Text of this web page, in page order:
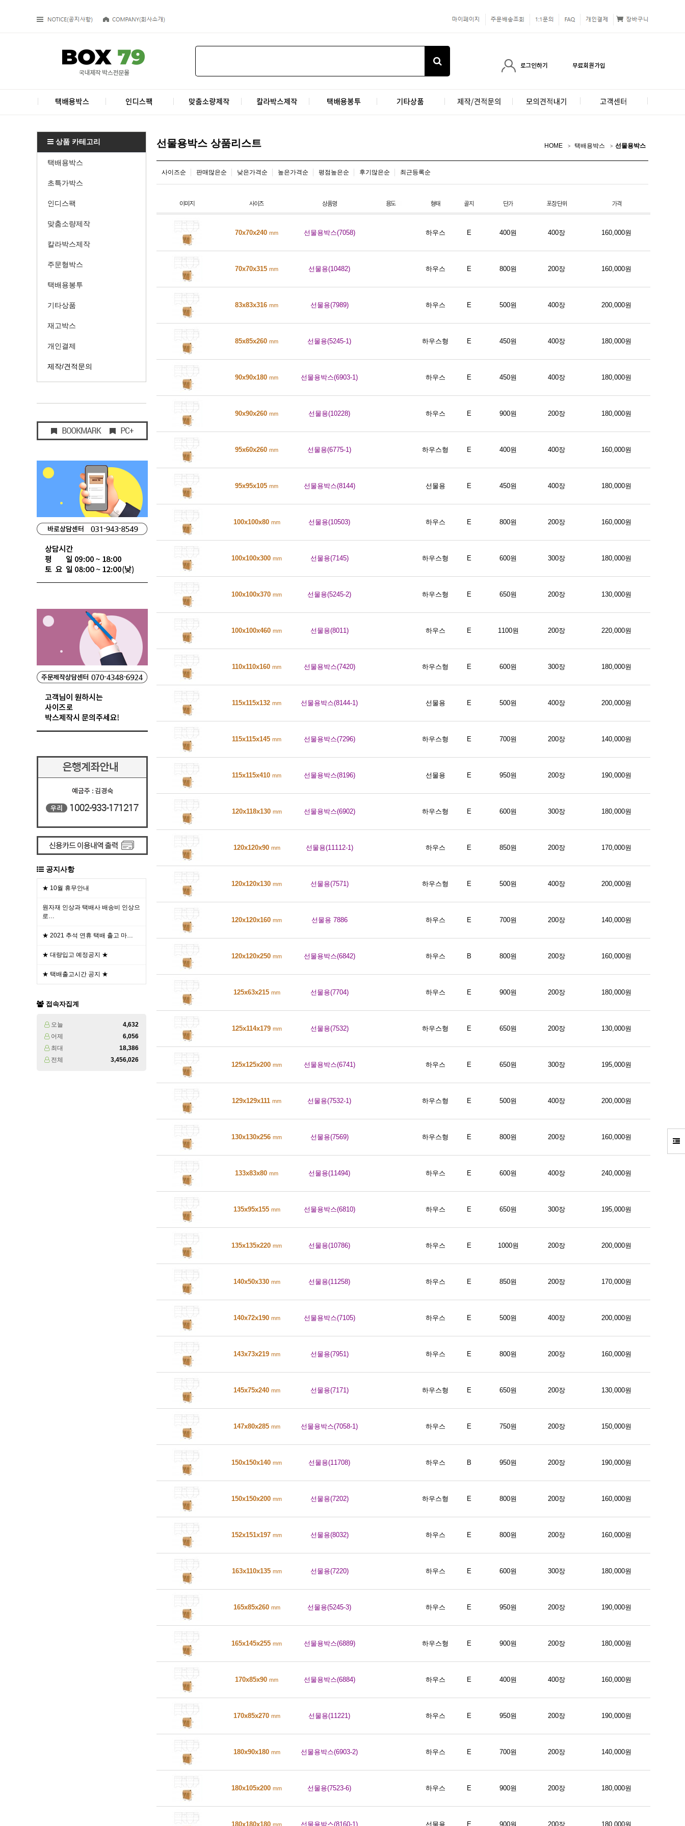
상품 카테고리
택배용박스
초특가박스
인디스팩
맞춤소량제작
칼라박스제작
주문형박스
택배용봉투
기타상품
재고박스
개인결제
제작/견적문의
공지사항
★ 10월 휴무안내
원자재 인상과 택배사 배송비 인상으
로…
★ 2021 추석 연휴 택배 출고 마…
★ 대량입고 예정공지 ★
★ 택배출고시간 공지 ★
접속자집계
오늘
4,632
어제
6,056
최대
18,386
전체
3,456,026
선물용박스 상품리스트 HOME 택배용박스 선물용박스
사이즈순 판매많은순 낮은가격순 높은가격순 평점높은순 후기많은순 최근등록순
70x70x240 mm 선물용박스(7058) 하우스 E 400원 400장 160,000원
70x70x315 mm 선물용(10482) 하우스 E 800원 200장 160,000원
83x83x316 mm 선물용(7989) 하우스 E 500원 400장 200,000원
85x85x260 mm 선물용(5245-1) 하우스형 E 450원 400장 180,000원
90x90x180 mm 선물용박스(6903-1) 하우스 E 450원 400장 180,000원
90x90x260 mm 선물용(10228) 하우스 E 900원 200장 180,000원
95x60x260 mm 선물용(6775-1) 하우스형 E 400원 400장 160,000원
95x95x105 mm 선물용박스(8144) 선물용 E 450원 400장 180,000원
100x100x80 mm 선물용(10503) 하우스 E 800원 200장 160,000원
100x100x300 mm 선물용(7145) 하우스형 E 600원 300장 180,000원
100x100x370 mm 선물용(5245-2) 하우스형 E 650원 200장 130,000원
100x100x460 mm 선물용(8011) 하우스 E 1100원 200장 220,000원
110x110x160 mm 선물용박스(7420) 하우스형 E 600원 300장 180,000원
115x115x132 mm 선물용박스(8144-1) 선물용 E 500원 400장 200,000원
115x115x145 mm 선물용박스(7296) 하우스형 E 700원 200장 140,000원
115x115x410 mm 선물용박스(8196) 선물용 E 950원 200장 190,000원
120x118x130 mm 선물용박스(6902) 하우스형 E 600원 300장 180,000원
120x120x90 mm 선물용(11112-1) 하우스 E 850원 200장 170,000원
120x120x130 mm 선물용(7571) 하우스형 E 500원 400장 200,000원
120x120x160 mm 선물용 7886 하우스 E 700원 200장 140,000원
120x120x250 mm 선물용박스(6842) 하우스 B 800원 200장 160,000원
125x63x215 mm 선물용(7704) 하우스 E 900원 200장 180,000원
125x114x179 mm 선물용(7532) 하우스형 E 650원 200장 130,000원
125x125x200 mm 선물용박스(6741) 하우스 E 650원 300장 195,000원
129x129x111 mm 선물용(7532-1) 하우스형 E 500원 400장 200,000원
130x130x256 mm 선물용(7569) 하우스형 E 800원 200장 160,000원
133x83x80 mm 선물용(11494) 하우스 E 600원 400장 240,000원
135x95x155 mm 선물용박스(6810) 하우스 E 650원 300장 195,000원
135x135x220 mm 선물용(10786) 하우스 E 1000원 200장 200,000원
140x50x330 mm 선물용(11258) 하우스 E 850원 200장 170,000원
140x72x190 mm 선물용박스(7105) 하우스 E 500원 400장 200,000원
143x73x219 mm 선물용(7951) 하우스 E 800원 200장 160,000원
145x75x240 mm 선물용(7171) 하우스형 E 650원 200장 130,000원
147x80x285 mm 선물용박스(7058-1) 하우스 E 750원 200장 150,000원
150x150x140 mm 선물용(11708) 하우스 B 950원 200장 190,000원
150x150x200 mm 선물용(7202) 하우스형 E 800원 200장 160,000원
152x151x197 mm 선물용(8032) 하우스 E 800원 200장 160,000원
163x110x135 mm 선물용(7220) 하우스 E 600원 300장 180,000원
165x85x260 mm 선물용(5245-3) 하우스 E 950원 200장 190,000원
165x145x255 mm 선물용박스(6889) 하우스형 E 900원 200장 180,000원
170x85x90 mm 선물용박스(6884) 하우스 E 400원 400장 160,000원
170x85x270 mm 선물용(11221) 하우스 E 950원 200장 190,000원
180x90x180 mm 선물용박스(6903-2) 하우스 E 700원 200장 140,000원
180x105x200 mm 선물용(7523-6) 하우스 E 900원 200장 180,000원
180x180x180 mm 선물용박스(8160-1) 선물용 E 900원 200장 180,000원